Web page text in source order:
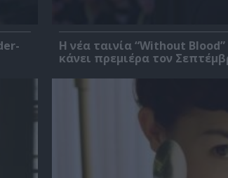
Η νέα ταινία “Without
κάνει πρεμιέρα τον